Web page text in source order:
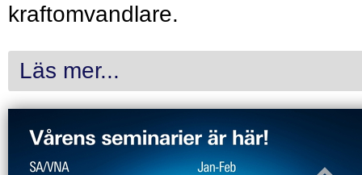
kraftomvandlare.
Läs mer...